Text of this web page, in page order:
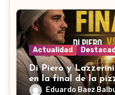
Actualidad
Di Piero y
en la final de la
Eduardo Baez